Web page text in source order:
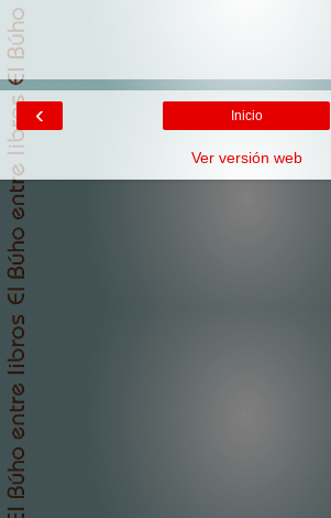
‹ Inicio
Ver versión web